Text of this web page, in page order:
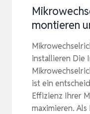
montieren
installieren Die
ist ein
Effizienz Ihrer
maximieren.